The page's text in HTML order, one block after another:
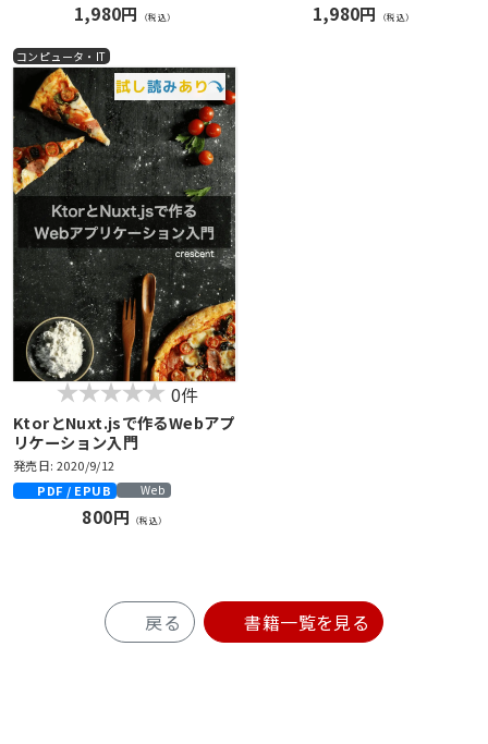
1,980円 （税込） 1,980円 （税込）
コンピュータ・IT
0件
KtorとNuxt.jsで作るWebアプ
リケーション入門
発売日: 2020/9/12
PDF / EPUB
Web
800円 （税込）
戻る 書籍一覧を見る